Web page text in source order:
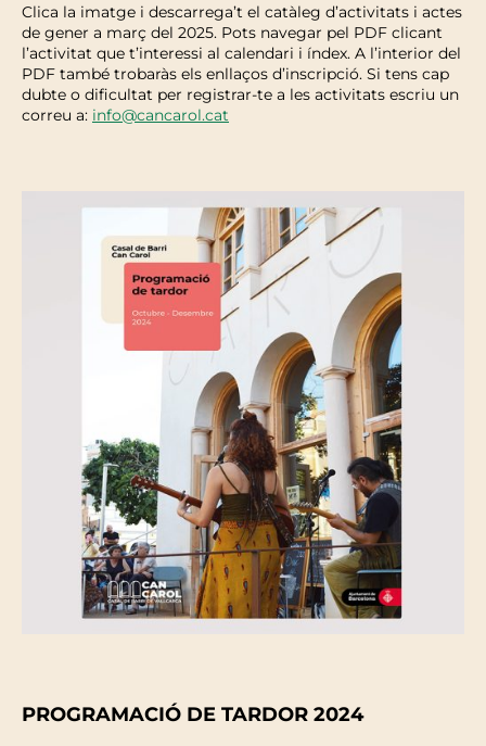
Clica la imatge i descarrega’t el catàleg d’activitats i actes
de gener a març del 2025. Pots navegar pel PDF clicant
l’activitat que t’interessi al calendari i índex. A l’interior del
PDF també trobaràs els enllaços d’inscripció. Si tens cap
dubte o dificultat per registrar-te a les activitats escriu un
correu a: info@cancarol.cat
PROGRAMACIÓ DE TARDOR 2024